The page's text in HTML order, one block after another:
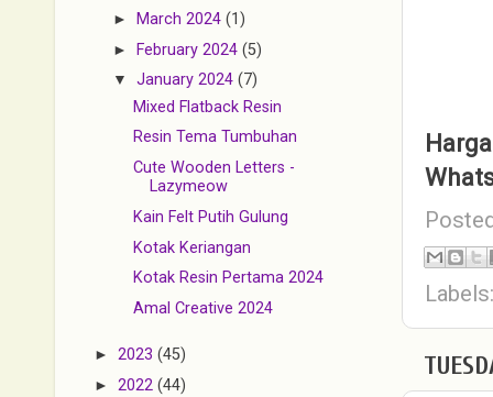
► March 2024(1)
►February 2024(5)
▼January 2024(7)
Mixed Flatback Resin
Resin Tema Tumbuhan
Cute Wooden Letters -
Lazymeow
Kain Felt Putih Gulung
Kotak Keriangan
Kotak Resin Pertama 2024
Amal Creative 2024
► 2023 (45)
► 2022 (44)